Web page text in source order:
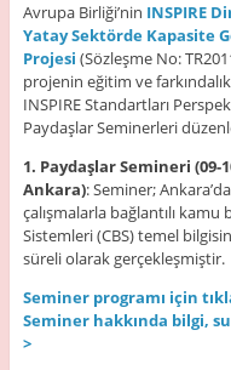
Avrupa Birliği’nin INSPIRE
Yatay Sektörde Kapasite
Projesi (Sözleşme No:
projenin eğitim ve
INSPIRE Standartları
Paydaşlar Seminerleri
1. Paydaşlar Semineri
Ankara): Seminer;
çalışmalarla bağlantılı
Sistemleri (CBS) temel
süreli olarak gerçekleşmiştir.
Seminer programı için
Seminer hakkında bilgi,
>